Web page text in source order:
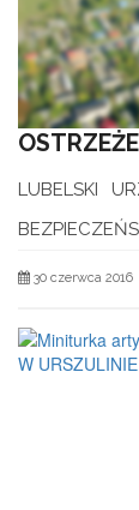
LUBELSKI
30 czerwca 2016